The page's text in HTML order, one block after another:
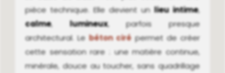
pièce technique. Elle devient unlieu intime,
calme,lumineux, parfois presque
architectural. Lebéton cirépermet de créer
cette sensation rare : une matière continue,
minérale, douce au toucher, sans quadrillage